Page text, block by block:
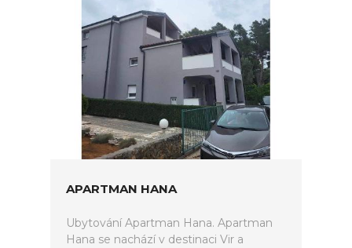
APARTMAN HANA
Ubytování Apartman Hana. Apartman
Hana se nachází v destinaci Vir a